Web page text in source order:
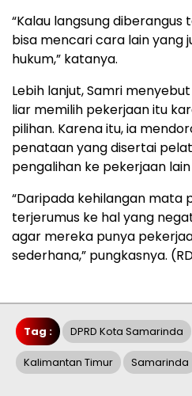
“Kalau langsung diberangus
bisa mencari cara lain yang
hukum,” katanya.
Lebih lanjut, Samri
liar memilih pekerjaan itu
pilihan. Karena itu, ia
penataan yang disertai
pengalihan ke pekerjaan
“Daripada kehilangan mata
terjerumus ke hal yang
agar mereka punya
sederhana,” pungkasnya.
Tag : DPRD Kota Samarinda
Kalimantan Timur Samarinda